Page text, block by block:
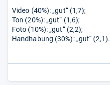
Video (40%): „gut“ (1,7);
Ton (20%): „gut“ (1,6);
Foto (10%): „gut“ (2,2);
Handhabung (30%): „gut“ (2,1).